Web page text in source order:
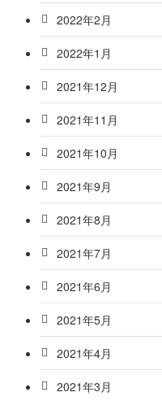
2022年2月
2022年1月
2021年12月
2021年11月
2021年10月
2021年9月
2021年8月
2021年7月
2021年6月
2021年5月
2021年4月
2021年3月